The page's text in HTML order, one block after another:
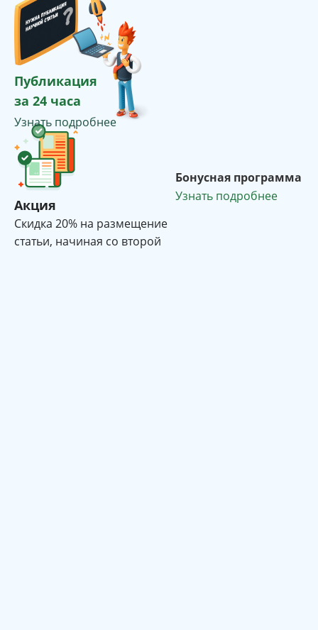
Публикация
за 24 часа
Узнать подробнее
Акция
Cкидка 20% на размещение
статьи, начиная со второй
Бонусная программа
Узнать подробнее